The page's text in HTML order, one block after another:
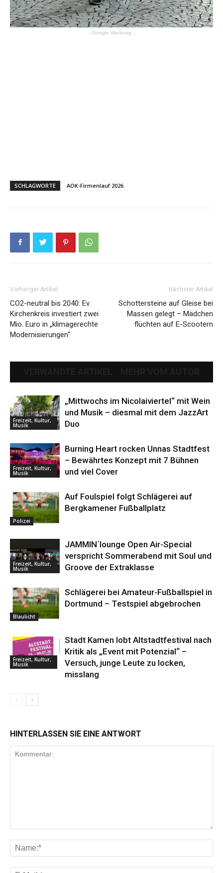
- Google Werbung -
SCHLAGWORTE AOK-Firmenlauf 2026
Vorheriger Artikel
CO2-neutral bis 2040: Ev.
Kirchenkreis investiert zwei
Mio. Euro in „klimagerechte
Modernisierungen“
Nächster Artikel
Schottersteine auf Gleise bei
Massen gelegt – Mädchen
flüchten auf E-Scootern
Freizeit, Kultur,
Musik
„Mittwochs im Nicolaiviertel“ mit Wein
und Musik – diesmal mit dem JazzArt
Duo
Freizeit, Kultur,
Musik
Burning Heart rocken Unnas Stadtfest
– Bewährtes Konzept mit 7 Bühnen
und viel Cover
Polizei
Auf Foulspiel folgt Schlägerei auf
Bergkamener Fußballplatz
Freizeit, Kultur,
Musik
JAMMIN´lounge Open Air-Special
verspricht Sommerabend mit Soul und
Groove der Extraklasse
Blaulicht
Schlägerei bei Amateur-Fußballspiel in
Dortmund – Testspiel abgebrochen
Freizeit, Kultur,
Musik
Stadt Kamen lobt Altstadtfestival nach
Kritik als „Event mit Potenzial“ –
Versuch, junge Leute zu locken,
misslang
HINTERLASSEN SIE EINE ANTWORT